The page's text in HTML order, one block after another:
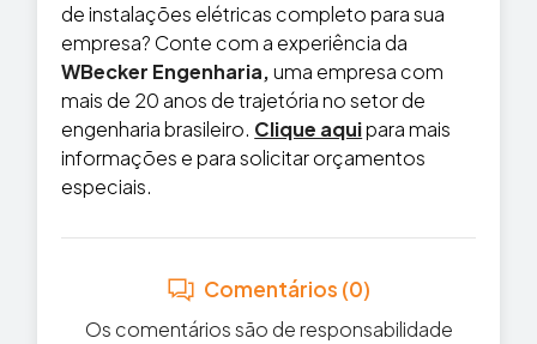
de instalações elétricas completo para sua
empresa? Conte com a experiência da
WBecker Engenharia,uma empresa com
mais de 20 anos de trajetória no setor de
engenharia brasileiro. Clique aquipara mais
informações e para solicitar orçamentos
especiais.
Comentários (0)
Os comentários são de responsabilidade